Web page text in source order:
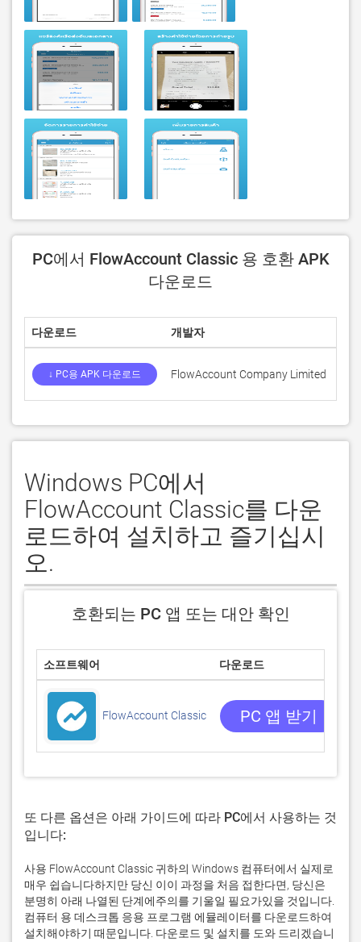
PC에서 FlowAccount Classic 용 호환 APK
다운로드
다운로드 개발자
↓ PC용 APK 다운로드 FlowAccount Company Limited
Windows PC에서
FlowAccount Classic를 다운
로드하여 설치하고 즐기십시
오.
호환되는 PC 앱 또는 대안 확인
소프트웨어 다운로드
FlowAccount Classic PC 앱 받기
또 다른 옵션은 아래 가이드에 따라 PC에서 사용하는 것
입니다:
사용 FlowAccount Classic 귀하의 Windows 컴퓨터에서 실제로
매우 쉽습니다하지만 당신 이이 과정을 처음 접한다면, 당신은
분명히 아래 나열된 단계에주의를 기울일 필요가있을 것입니다.
컴퓨터 용 데스크톱 응용 프로그램 에뮬레이터를 다운로드하여
설치해야하기 때문입니다. 다운로드 및 설치를 도와 드리겠습니